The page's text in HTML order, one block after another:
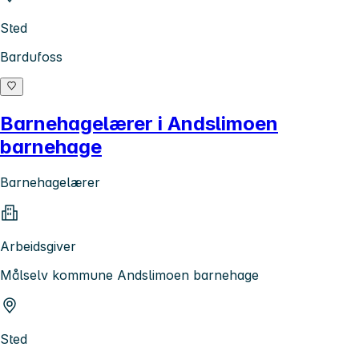
Sted
Bardufoss
Barnehagelærer i Andslimoen
barnehage
Barnehagelærer
Arbeidsgiver
Målselv kommune Andslimoen barnehage
Sted